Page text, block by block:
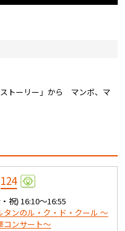
トーリー」から マンボ、マ
124
祝) 16:10〜16:55
タンのル・ク・ド・クール ～
コンサート～